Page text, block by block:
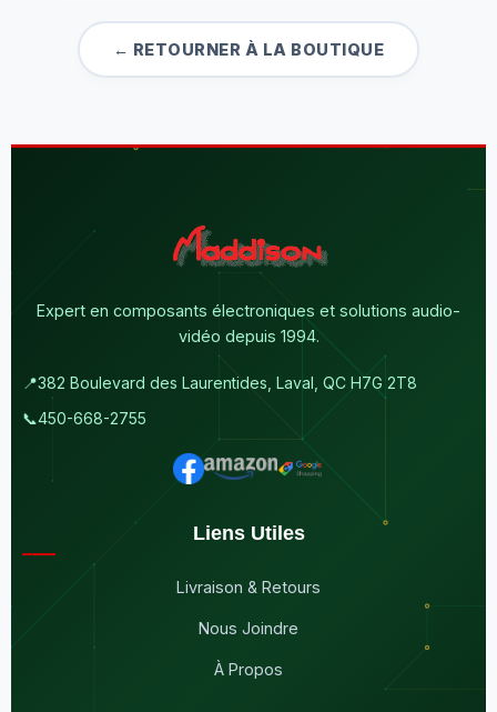
← RETOURNER À LA BOUTIQUE
Expert en composants électroniques et solutions audio-
vidéo depuis 1994.
📍382 Boulevard des Laurentides, Laval, QC H7G 2T8
📞450-668-2755
Liens Utiles
Livraison & Retours
Nous Joindre
À Propos